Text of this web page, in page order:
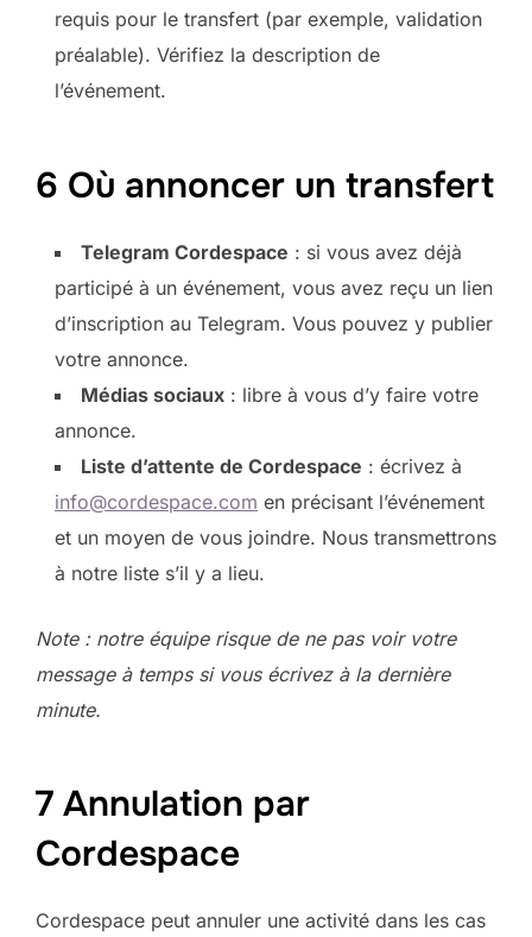
requis pour le transfert (par exemple, validation
préalable). Vérifiez la description de
l’événement.
6 Où annoncer un transfert
Telegram Cordespace : si vous avez déjà
participé à un événement, vous avez reçu un lien
d’inscription au Telegram. Vous pouvez y publier
votre annonce.
Médias sociaux : libre à vous d’y faire votre
annonce.
Liste d’attente de Cordespace : écrivez à
info@cordespace.com en précisant l’événement
et un moyen de vous joindre. Nous transmettrons
à notre liste s’il y a lieu.
Note : notre équipe risque de ne pas voir votre
message à temps si vous écrivez à la dernière
minute.
7 Annulation par
Cordespace
Cordespace peut annuler une activité dans les cas